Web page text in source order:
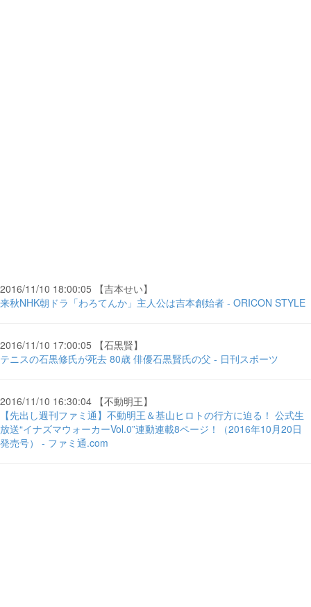
2016/11/10 18:00:05 【吉本せい】
来秋NHK朝ドラ「わろてんか」主人公は吉本創始者 - ORICON STYLE
2016/11/10 17:00:05 【石黒賢】
テニスの石黒修氏が死去 80歳 俳優石黒賢氏の父 - 日刊スポーツ
2016/11/10 16:30:04 【不動明王】
【先出し週刊ファミ通】不動明王＆基山ヒロトの行方に迫る！ 公式生
放送“イナズマウォーカーVol.0”連動連載8ページ！（2016年10月20日
発売号） - ファミ通.com